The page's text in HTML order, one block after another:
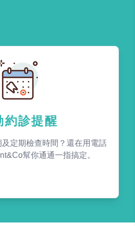
約診提醒
定期檢查時間？還在用電話
幫你通通一指搞定。